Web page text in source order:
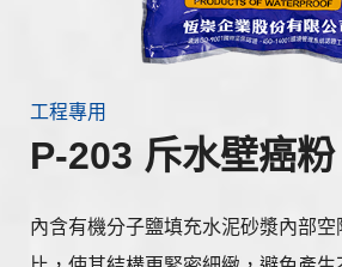
工程專用
P-203 斥水壁癌粉
內含有機分子鹽填充水泥砂漿內部空